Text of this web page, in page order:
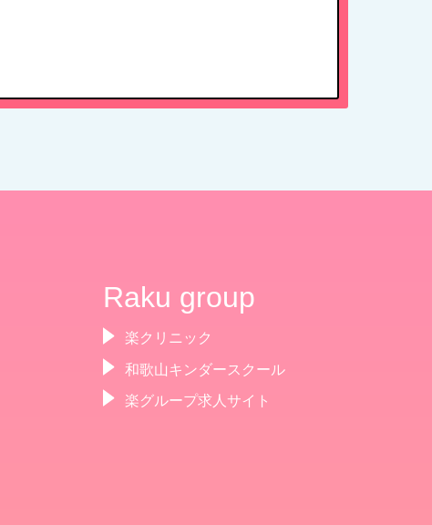
Raku group
楽クリニック
和歌山キンダースクール
楽グループ求人サイト